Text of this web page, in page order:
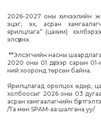
2026-2027 оны хичээлийн
эцэг, эх, асран
ярилцлага” (цахим)
элсүүлнэ.
**Элсэгчийн насны
2020 оны 01 дүгээр сарын
ний хооронд төрсөн байна.
Ярилцлагад оролцох өдөр,
холбоосыг 2026 оны 03
асран хамгаалагчийн
/Та мөн SPAM-аа шалгана уу/